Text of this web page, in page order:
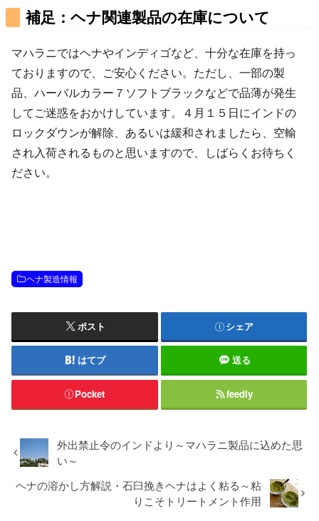
補足：ヘナ関連製品の在庫について
マハラニではヘナやインディゴなど、十分な在庫を持っ
ておりますので、ご安心ください。ただし、一部の製
品、ハーバルカラー７ソフトブラックなどで品薄が発生
してご迷惑をおかけしています。４月１５日にインドの
ロックダウンが解除、あるいは緩和されましたら、空輸
され入荷されるものと思いますので、しばらくお待ちく
ださい。
ヘナ製造情報
ポスト シェア
はてブ 送る
Pocket feedly
外出禁止令のインドより～マハラニ製品に込めた思
い～
ヘナの溶かし方解説・石臼挽きヘナはよく粘る～粘
りこそトリートメント作用